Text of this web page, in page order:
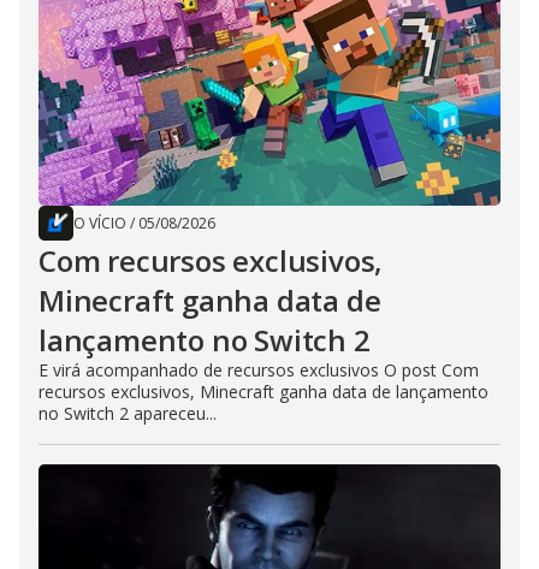
O VÍCIO / 05/08/2026
Com recursos exclusivos,
Minecraft ganha data de
lançamento no Switch 2
E virá acompanhado de recursos exclusivos O post Com
recursos exclusivos, Minecraft ganha data de lançamento
no Switch 2 apareceu...